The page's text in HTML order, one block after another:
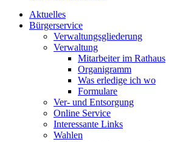
Aktuelles
Bürgerservice
Verwaltungsgliederung
Verwaltung
Mitarbeiter im Rathaus
Organigramm
Was erledige ich wo
Formulare
Ver- und Entsorgung
Online Service
Interessante Links
Wahlen